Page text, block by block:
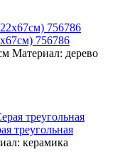
756786
Материал: дерево
треугольная
керамика